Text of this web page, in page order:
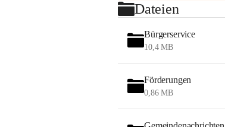
Dateien
Bürgerservice
10,4 MB
Förderungen
0,86 MB